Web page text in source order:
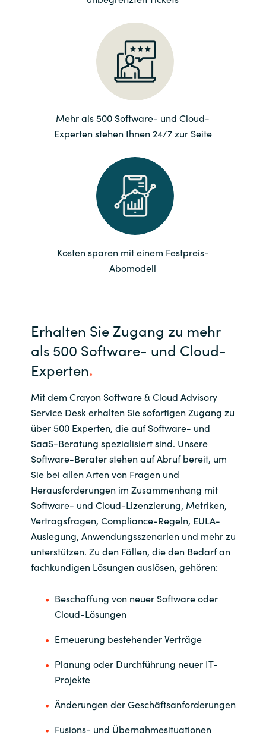
Philippines
Poland
Portugal
Qatar
Romania
Serbia
Slovenia
Singapore
Sweden
Ukraine
United Kingdom
United States
Mehr als 500 Software- und Cloud-
Experten stehen Ihnen 24/7 zur Seite
Kosten sparen mit einem Festpreis-
Abomodell
Erhalten Sie Zugang zu mehr
als 500 Software- und Cloud-
Experten.
Mit dem Crayon Software & Cloud Advisory
Service Desk erhalten Sie sofortigen Zugang zu
über 500 Experten, die auf Software- und
SaaS-Beratung spezialisiert sind. Unsere
Software-Berater stehen auf Abruf bereit, um
Sie bei allen Arten von Fragen und
Herausforderungen im Zusammenhang mit
Software- und Cloud-Lizenzierung, Metriken,
Vertragsfragen, Compliance-Regeln, EULA-
Auslegung, Anwendungsszenarien und mehr zu
unterstützen. Zu den Fällen, die den Bedarf an
fachkundigen Lösungen auslösen, gehören:
Beschaffung von neuer Software oder
Cloud-Lösungen
Erneuerung bestehender Verträge
Planung oder Durchführung neuer IT-
Projekte
Änderungen der Geschäftsanforderungen
Fusions- und Übernahmesituationen